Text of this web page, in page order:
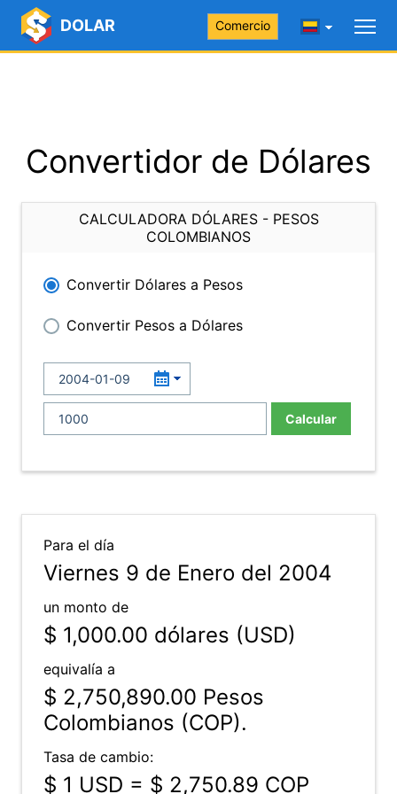
DOLAR Comercio
Convertidor de Dólares
CALCULADORA DÓLARES - PESOS
COLOMBIANOS
Convertir Dólares a Pesos
Convertir Pesos a Dólares
Calcular
Para el día
Viernes 9 de Enero del 2004
un monto de
$ 1,000.00 dólares (USD)
equivalía a
$ 2,750,890.00 Pesos
Colombianos (COP).
Tasa de cambio:
$ 1 USD = $ 2,750.89 COP